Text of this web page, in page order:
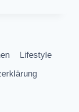
Lifestyle